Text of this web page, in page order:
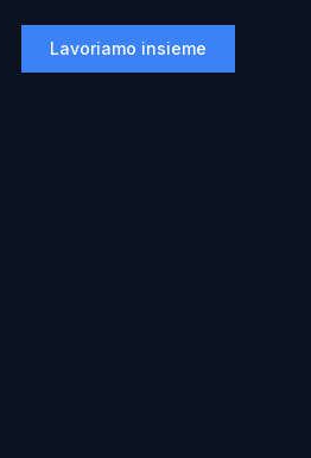
Lavoriamo insieme